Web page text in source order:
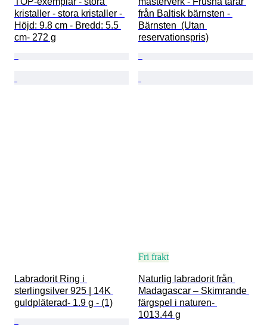
kristaller - stora kristaller -
Höjd: 9.8 cm - Bredd: 5.5
cm- 272 g
från Baltisk bärnsten -
Bärnsten  (Utan
reservationspris)
Labradorit Ring i
sterlingsilver 925 | 14K
guldpläterad- 1.9 g - (1)
Fri frakt
Naturlig labradorit från
Madagascar – Skimrande
färgspel i naturen-
1013.44 g